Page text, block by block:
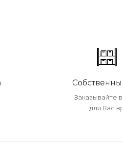
Заказывайте
для Вас